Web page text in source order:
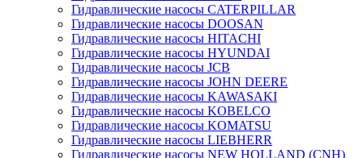
Гидравлические насосы CATERPILLAR
Гидравлические насосы DOOSAN
Гидравлические насосы HITACHI
Гидравлические насосы HYUNDAI
Гидравлические насосы JCB
Гидравлические насосы JOHN DEERE
Гидравлические насосы KAWASAKI
Гидравлические насосы KOBELCO
Гидравлические насосы KOMATSU
Гидравлические насосы LIEBHERR
Гидравлические насосы NEW HOLLAND (CNH)